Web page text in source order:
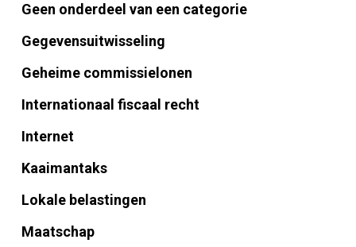
Geen onderdeel van een categorie
Gegevensuitwisseling
Geheime commissielonen
Internationaal fiscaal recht
Internet
Kaaimantaks
Lokale belastingen
Maatschap